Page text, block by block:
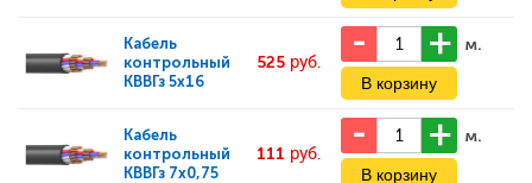
Кабель
контрольный
КВВГз 5х16
525 руб.
м.
Кабель
контрольный
КВВГз 7х0,75
111 руб.
м.